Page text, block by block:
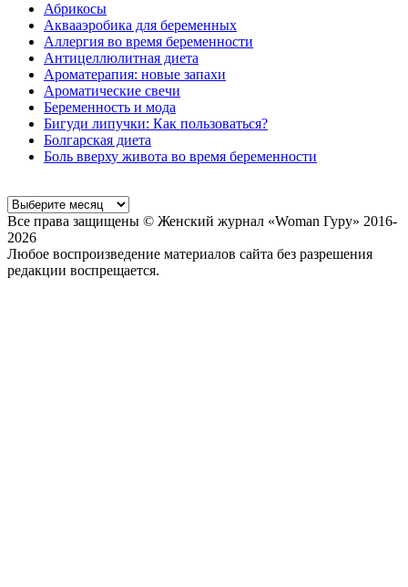
Абрикосы
Аквааэробика для беременных
Аллергия во время беременности
Антицеллюлитная диета
Ароматерапия: новые запахи
Ароматические свечи
Беременность и мода
Бигуди липучки: Как пользоваться?
Болгарская диета
Боль вверху живота во время беременности
Все права защищены © Женский журнал «Woman Гуру» 2016-
2026
Любое воспроизведение материалов сайта без разрешения
редакции воспрещается.